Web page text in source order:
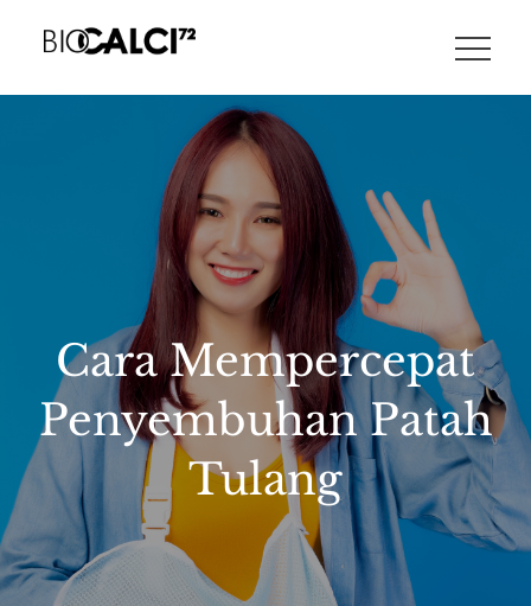
Cara Mempercepat
Penyembuhan Patah
Tulang